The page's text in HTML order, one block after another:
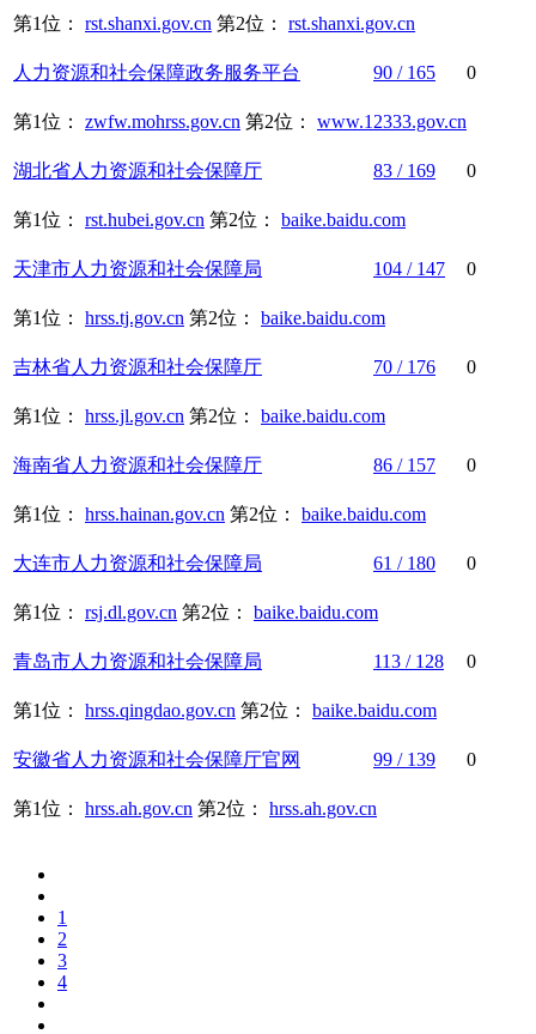
第1位： rst.shanxi.gov.cn 第2位： rst.shanxi.gov.cn
人力资源和社会保障政务服务平台 90 / 165 0
第1位： zwfw.mohrss.gov.cn 第2位： www.12333.gov.cn
湖北省人力资源和社会保障厅 83 / 169 0
第1位： rst.hubei.gov.cn 第2位： baike.baidu.com
天津市人力资源和社会保障局 104 / 147 0
第1位： hrss.tj.gov.cn 第2位： baike.baidu.com
吉林省人力资源和社会保障厅 70 / 176 0
第1位： hrss.jl.gov.cn 第2位： baike.baidu.com
海南省人力资源和社会保障厅 86 / 157 0
第1位： hrss.hainan.gov.cn 第2位： baike.baidu.com
大连市人力资源和社会保障局 61 / 180 0
第1位： rsj.dl.gov.cn 第2位： baike.baidu.com
青岛市人力资源和社会保障局 113 / 128 0
第1位： hrss.qingdao.gov.cn 第2位： baike.baidu.com
安徽省人力资源和社会保障厅官网 99 / 139 0
第1位： hrss.ah.gov.cn 第2位： hrss.ah.gov.cn
1
2
3
4